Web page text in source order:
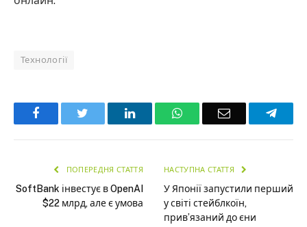
Технології
Facebook LinkedInWhatsAppEmail
ПОПЕРЕДНЯ СТАТТЯ
SoftBank інвестує в OpenAI
$22 млрд, але є умова
НАСТУПНА СТАТТЯ
У Японії запустили перший
у світі стейблкоїн,
прив’язаний до єни